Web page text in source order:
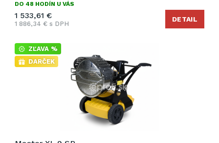
DO 48 HODÍN U VÁS
1 533,61 €
1 886,34 € s DPH
DETAIL
ZĽAVA %
DARČEK